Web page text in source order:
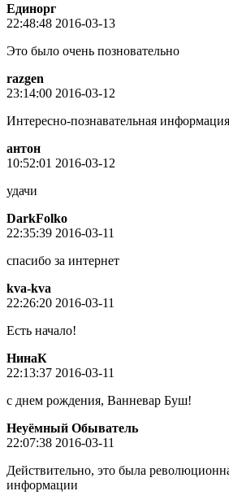
Единорг
22:48:48 2016-03-13
Это было очень позновательно
razgen
23:14:00 2016-03-12
Интересно-познавательная
антон
10:52:01 2016-03-12
удачи
DarkFolko
22:35:39 2016-03-11
спасибо за интернет
kva-kva
22:26:20 2016-03-11
Есть начало!
НинаК
22:13:37 2016-03-11
с днем рождения, Ванневар Буш!
Неуёмный Обыватель
22:07:38 2016-03-11
Действительно, это была
информации